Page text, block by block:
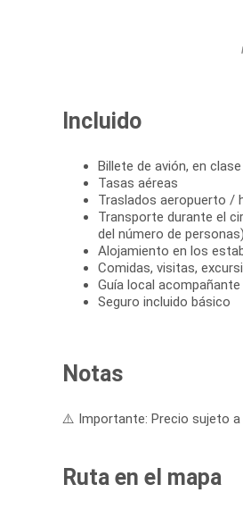
Incluido
Billete de avión, en
Tasas aéreas
Traslados aeropuerto /
Transporte durante el
del número de personas)
Alojamiento en los
Comidas, visitas,
Guía local
Seguro incluido básico
Notas
⚠️ Importante: Precio sujeto a
Ruta en el mapa